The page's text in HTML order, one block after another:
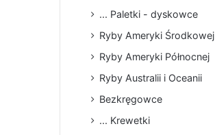
... Paletki - dyskowce
Ryby Ameryki Środkowej
Ryby Ameryki Północnej
Ryby Australii i Oceanii
Bezkręgowce
... Krewetki